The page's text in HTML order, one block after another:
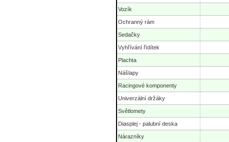
Vozík
Ochranný rám
Sedačky
Vyhřívání řídítek
Plachta
Nášlapy
Racingové komponenty
Univerzální držáky
Světlomety
Diasplej - palubní deska
Nárazníky